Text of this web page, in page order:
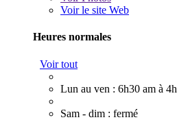
Voir le site Web
Heures normales
Voir tout
Lun au ven : 6h30 am à
Sam - dim : fermé